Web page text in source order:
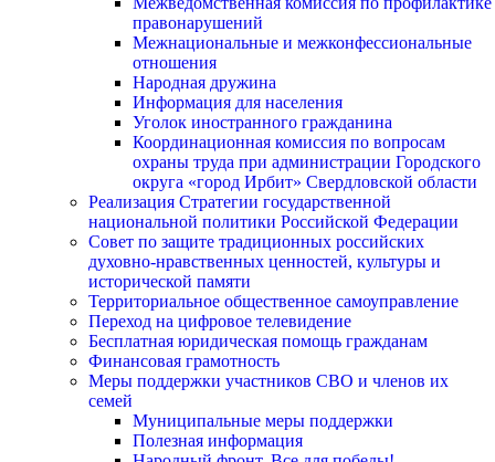
правонарушений
Межнациональные и межконфессиональные
отношения
Народная дружина
Информация для населения
Уголок иностранного гражданина
Координационная комиссия по вопросам
охраны труда при администрации Городского
округа «город Ирбит» Свердловской области
Реализация Стратегии государственной
национальной политики Российской Федерации
Совет по защите традиционных российских
духовно-нравственных ценностей, культуры и
исторической памяти
Территориальное общественное самоуправление
Переход на цифровое телевидение
Бесплатная юридическая помощь гражданам
Финансовая грамотность
Меры поддержки участников СВО и членов их
семей
Муниципальные меры поддержки
Полезная информация